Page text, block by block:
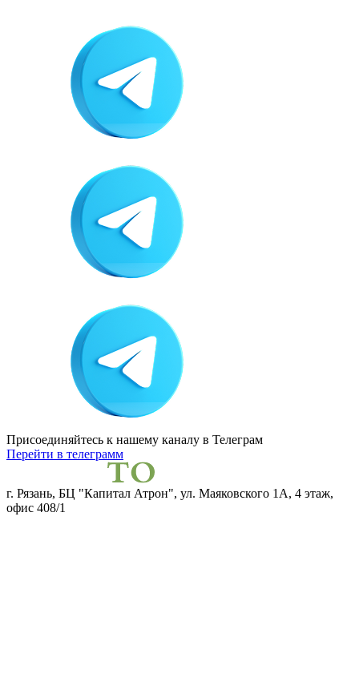
Присоединяйтесь к нашему каналу в Телеграм
Перейти в телеграмм
г. Рязань, БЦ "Капитал Атрон", ул. Маяковского 1А, 4 этаж,
офис 408/1